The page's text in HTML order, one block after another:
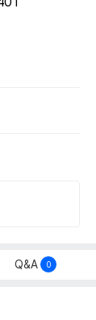
Q&A 0